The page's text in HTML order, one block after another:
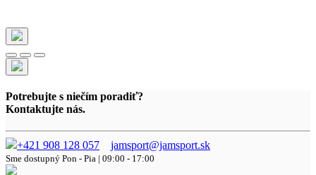
Potrebujte s niečím poradiť?
Kontaktujte nás.
+421 908 128 057 jamsport@jamsport.sk
Sme dostupný Pon - Pia | 09:00 - 17:00